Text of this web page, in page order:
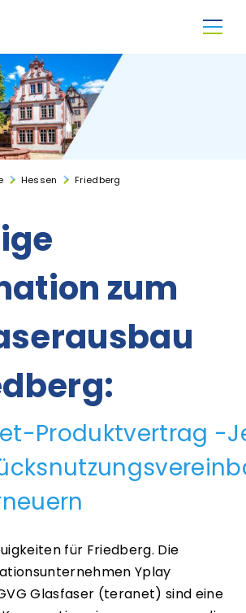
Hessen Friedberg
zum
:
Produktvertrag -
für Friedberg. Die
Yplay
Glasfaser (teranet) sind eine